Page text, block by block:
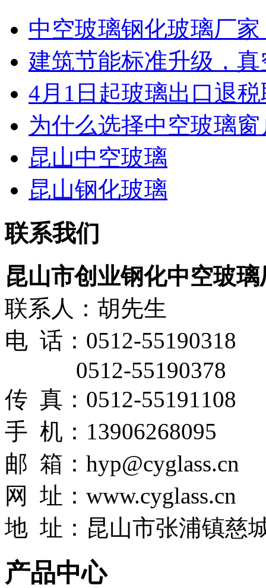
中空玻璃钢化玻璃厂家
建筑节能标准升级，真
4月1日起玻璃出口退
为什么选择中空玻璃
昆山中空玻璃
昆山钢化玻璃
联系我们
昆山市创业钢化中空玻璃
联系人：胡先生
电 话：0512-55190318
0512-55190378
传 真：0512-55191108
手 机：13906268095
邮 箱：hyp@cyglass.cn
网
址： www.cyglass.cn
地 址：昆山市张浦镇慈
产品中心